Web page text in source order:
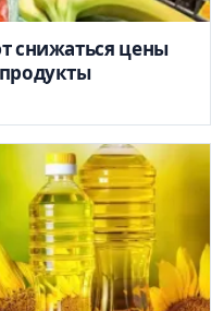
снижаться цены